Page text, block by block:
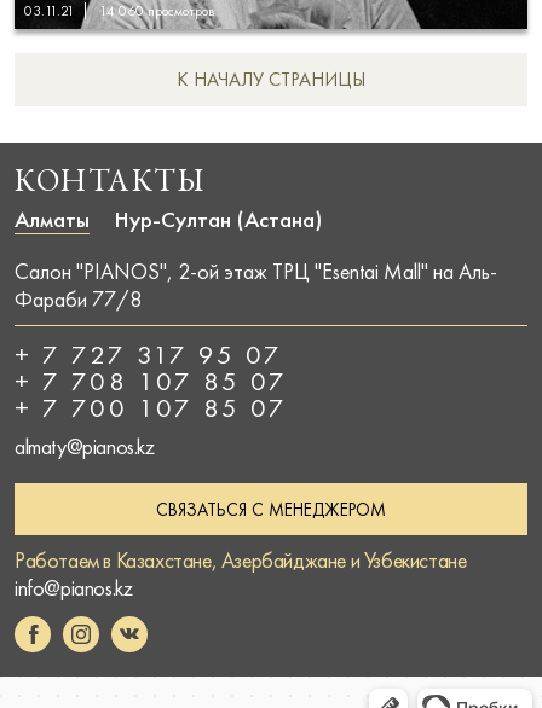
03.11.21 14 060 просмотров
К НАЧАЛУ СТРАНИЦЫ
КОНТАКТЫ
Алматы Нур-Султан (Астана)
Салон "PIANOS", 2-ой этаж ТРЦ "Esentai Mall" на Аль-
Фараби 77/8
+ 7 727 317 95 07
+ 7 708 107 85 07
+ 7 700 107 85 07
almaty@pianos.kz
СВЯЗАТЬСЯ С МЕНЕДЖЕРОМ
Работаем в Казахстане, Азербайджане и Узбекистане
info@pianos.kz